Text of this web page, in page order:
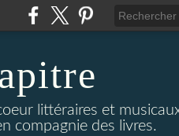
littéraires et
compagnie des livres.